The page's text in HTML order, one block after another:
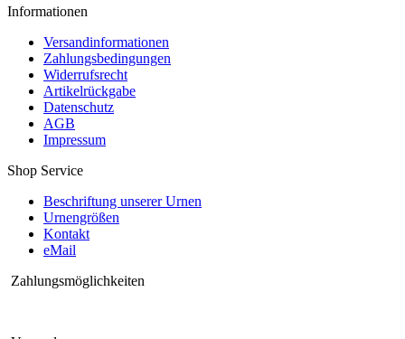
Informationen
Versandinformationen
Zahlungsbedingungen
Widerrufsrecht
Artikelrückgabe
Datenschutz
AGB
Impressum
Shop Service
Beschriftung unserer Urnen
Urnengrößen
Kontakt
eMail
Zahlungsmöglichkeiten